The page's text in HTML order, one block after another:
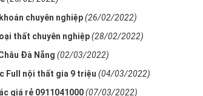
chuyên nghiệp(26/02/2022)
thất chuyên nghiệp(28/02/2022)
Đà Nẵng (02/03/2022)
Full nội thất gia 9 triệu (04/03/2022)
giá rẻ 0911041000(07/03/2022)